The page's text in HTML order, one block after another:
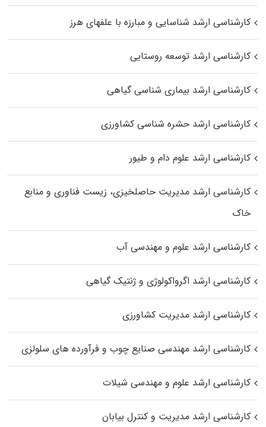
کارشناسی ارشد شناسایی و مبارزه با علفهای هرز
کارشناسی ارشد توسعه روستایی
کارشناسی ارشد بیماری‌ شناسی گیاهی
کارشناسی ارشد حشره‌ شناسی کشاورزی
کارشناسی ارشد علوم دام و طیور
کارشناسی ارشد مدیریت حاصلخیزی، زیست فناوری و منابع
خاک
کارشناسی ارشد علوم و مهندسی آب
کارشناسی ارشد اگرواکولوژی و ژنتیک گیاهی
کارشناسی ارشد مدیریت کشاورزی
کارشناسی ارشد مهندسی صنایع چوب و فرآورده‌ های سلولزی
کارشناسی ارشد علوم و مهندسی شیلات
کارشناسی ارشد مدیریت و کنترل بیابان